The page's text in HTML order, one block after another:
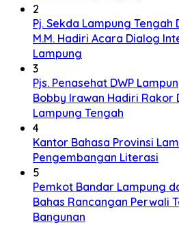
2
Pj. Sekda Lampung Tengah
M.M. Hadiri Acara Dialog
Lampung
3
Pjs. Penasehat DWP
Bobby Irawan Hadiri Rakor
Lampung Tengah
4
Kantor Bahasa Provinsi
Pengembangan Literasi
5
Pemkot Bandar Lampung
Bahas Rancangan Perwali
Bangunan